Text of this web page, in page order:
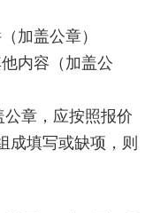
加盖公章）
内容（加盖公
章，应按照报价
成填写或缺项，则